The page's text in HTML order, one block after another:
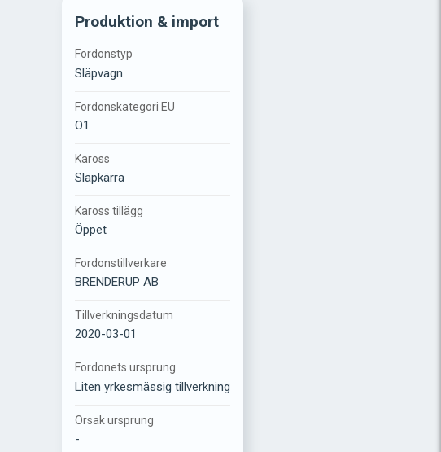
Produktion & import
Fordonstyp
Släpvagn
Fordonskategori EU
O1
Kaross
Släpkärra
Kaross tillägg
Öppet
Fordonstillverkare
BRENDERUP AB
Tillverkningsdatum
2020-03-01
Fordonets ursprung
Liten yrkesmässig tillverkning
Orsak ursprung
-